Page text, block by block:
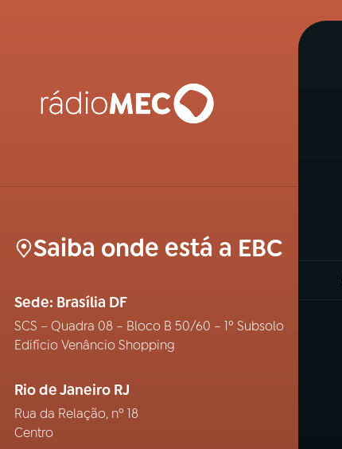
Saiba onde está a EBC
Sede: Brasília DF
SCS – Quadra 08 – Bloco B 50/60 – 1º Subsolo
Edifício Venâncio Shopping
Rio de Janeiro RJ
Rua da Relação, nº 18
Centro